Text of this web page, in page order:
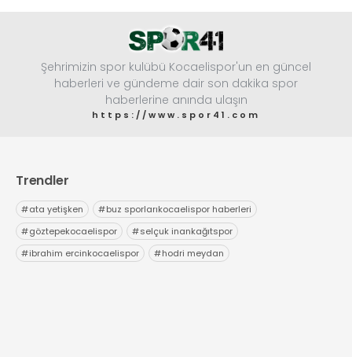
Şehrimizin spor kulübü Kocaelispor'un en güncel
haberleri ve gündeme dair son dakika spor
haberlerine anında ulaşın
https://www.spor41.com
Trendler
#ata yetişken #buz sporlarıkocaelispor haberleri
#göztepekocaelispor #selçuk inankağıtspor
#ibrahim ercinkocaelispor #hodri meydan